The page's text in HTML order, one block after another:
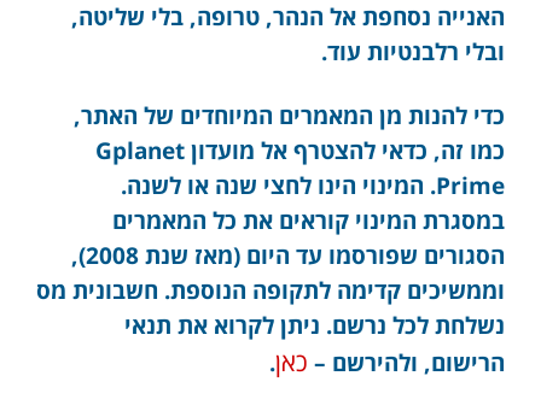
האנייה נסחפת אל הנהר, טרופה, בלי שליטה,
ובלי רלבנטיות עוד.
כדי להנות מן המאמרים המיוחדים של האתר,
כמו זה, כדאי להצטרף אל מועדון Gplanet
Prime. המינוי הינו לחצי שנה או לשנה.
במסגרת המינוי קוראים את כל המאמרים
הסגורים שפורסמו עד היום (מאז שנת 2008),
וממשיכים קדימה לתקופה הנוספת. חשבונית מס
נשלחת לכל נרשם. ניתן לקרוא את תנאי
הרישום, ולהירשם – כאן.